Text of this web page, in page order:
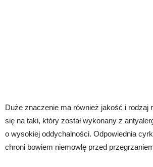
Duże znaczenie ma również jakość i rodzaj
się na taki, który został wykonany z
o wysokiej oddychalności. Odpowiednia
chroni bowiem niemowlę przed